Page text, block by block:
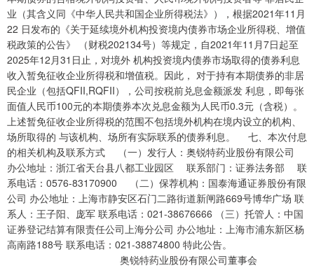
业（其含义同《中华人民共和国企业所得税法》），根据2021年11月
22 日发布的《关于延续境外机构投资境内债券市场企业所得税、增值
税政策的公告》 （财税202134号）等规定，自2021年11月7日起至
2025年12月31日止，对境外 机构投资境内债券市场取得的债券利息
收入暂免征收企业所得税和增值税。因此， 对于持有本期债券的非居
民企业（包括QFII,RQFII），公司按税前兑息金额派发 利息，即每张
面值人民币100元的本期债券本次兑息金额为人民币0.3元（含税）。
上述暂免征收企业所得税的范围不包括境外机构在境内设立的机构、
场所取得的 与该机构、场所有实际联系的债券利息。 七、本次付息
的相关机构及联系方式 （一）发行人：奥锐特药业股份有限公司
办公地址：浙江省天台县八都工业园区 联系部门：证券法务部 联
系电话：0576-83170900 （二）保荐机构：国泰海通证券股份有限
公司 办公地址：上海市静安区石门二路街道新闸路669号博华广场 联
系人：王子阳、庞军 联系电话：021-38676666 （三）托管人：中国
证券登记结算有限责任公司上海分公司 办公地址：上海市浦东新区杨
高南路188号 联系电话：021-38874800 特此公告。
奥锐特药业股份有限公司董事会